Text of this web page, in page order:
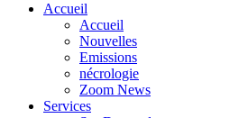
Accueil
Accueil
Nouvelles
Emissions
nécrologie
Zoom News
Services